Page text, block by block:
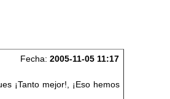
Fecha:2005-11-05 11:17
¡Tanto mejor!, ¡Eso hemos